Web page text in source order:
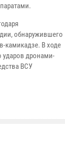
обнаружившего
камикадзе. В ходе
ударов дронами-
ВСУ